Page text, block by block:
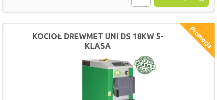
KOCIOŁ DREWMET UNI DS 18KW 5-
KLASA